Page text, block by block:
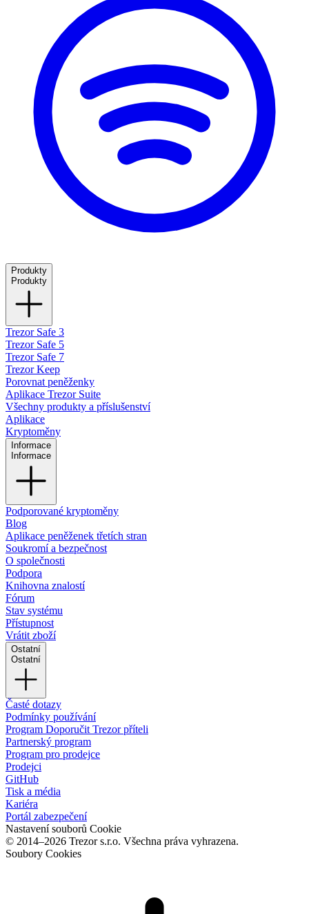
Produkty
Produkty
Trezor Safe 3
Trezor Safe 5
Trezor Safe 7
Trezor Keep
Porovnat peněženky
Aplikace Trezor Suite
Všechny produkty a příslušenství
Aplikace
Kryptoměny
Informace
Informace
Podporované kryptoměny
Blog
Aplikace peněženek třetích stran
Soukromí a bezpečnost
O společnosti
Podpora
Knihovna znalostí
Fórum
Stav systému
Přístupnost
Vrátit zboží
Ostatní
Ostatní
Časté dotazy
Podmínky používání
Program Doporučit Trezor příteli
Partnerský program
Program pro prodejce
Prodejci
GitHub
Tisk a média
Kariéra
Portál zabezpečení
Nastavení souborů Cookie
© 2014–2026 Trezor s.r.o. Všechna práva vyhrazena.
Soubory Cookies